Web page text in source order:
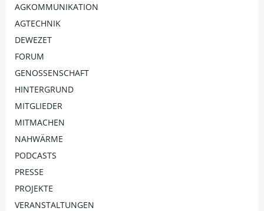
AGKOMMUNIKATION
AGTECHNIK
DEWEZET
FORUM
GENOSSENSCHAFT
HINTERGRUND
MITGLIEDER
MITMACHEN
NAHWÄRME
PODCASTS
PRESSE
PROJEKTE
VERANSTALTUNGEN